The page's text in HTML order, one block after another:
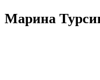
Марина